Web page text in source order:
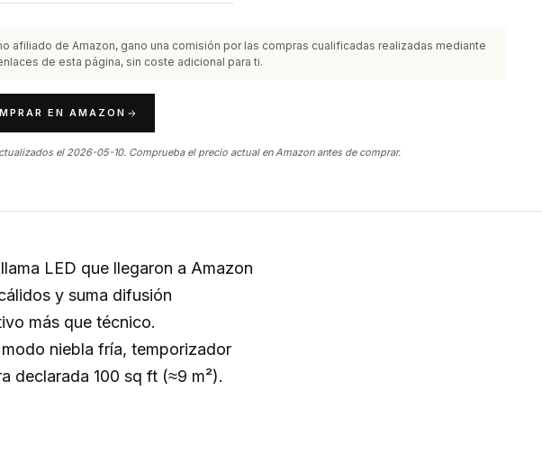
afiliado de Amazon, gano una comisión por las compras cualificadas realizadas mediante
de esta página, sin coste adicional para ti.
EN AMAZON
el 2026-05-10. Comprueba el precio actual en Amazon antes de comprar.
LED que llegaron a Amazon
y suma difusión
más que técnico.
niebla fría, temporizador
declarada 100 sq ft (≈9 m²).